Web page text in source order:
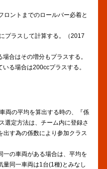
ロントまでのロールバー必着と
プラスして計算する。（2017
合はその増分もプラスする。
る場合は200ccプラスする。
両の平均を算出する時の、『係
選定方法は、チーム内に登録さ
出す為の係数により参加クラス
一の車両がある場合は、平均を
量同一車両は1台(1種)とみなし